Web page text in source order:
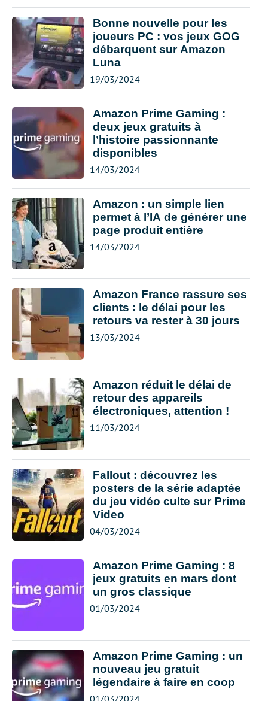
Bonne nouvelle pour les
joueurs PC : vos jeux GOG
débarquent sur Amazon
Luna
19/03/2024
Amazon Prime Gaming :
deux jeux gratuits à
l’histoire passionnante
disponibles
14/03/2024
Amazon : un simple lien
permet à l’IA de générer une
page produit entière
14/03/2024
Amazon France rassure ses
clients : le délai pour les
retours va rester à 30 jours
13/03/2024
Amazon réduit le délai de
retour des appareils
électroniques, attention !
11/03/2024
Fallout : découvrez les
posters de la série adaptée
du jeu vidéo culte sur Prime
Video
04/03/2024
Amazon Prime Gaming : 8
jeux gratuits en mars dont
un gros classique
01/03/2024
Amazon Prime Gaming : un
nouveau jeu gratuit
légendaire à faire en coop
01/03/2024